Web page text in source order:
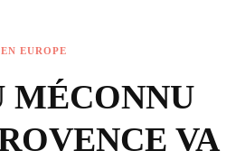
EUROPE
MÉCONNU
VA